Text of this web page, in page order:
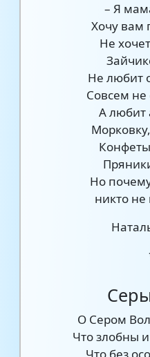
– Я
Хочу вам
Не
Не любит
Совсем не
А любит
Но
никто не
О Сером
Что злобны